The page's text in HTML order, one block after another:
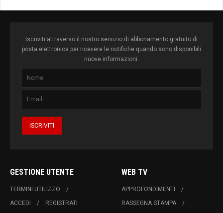
Iscriviti attraverso il nostro servizio di abbonamento gratuito di
posta elettronica per ricevere le notifiche quando sono disponibili
nuove informazioni.
GESTIONE UTENTE
TERMINI UTILIZZO
ACCEDI
REGISTRATI
WEB TV
APPROFONDIMENTI
RASSEGNA STAMPA